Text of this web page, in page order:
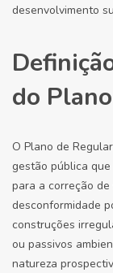
desenvolvimento
do Plano
O Plano de
gestão pública
para a correção
desconformidade
construções
ou passivos
natureza